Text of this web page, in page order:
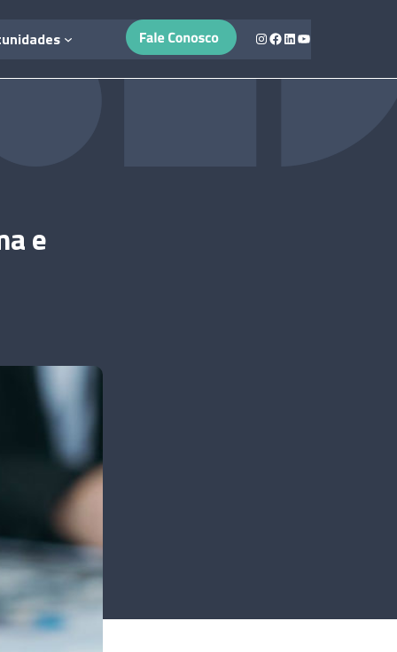
Instagram
Facebook
LinkedIn
Youtube
e